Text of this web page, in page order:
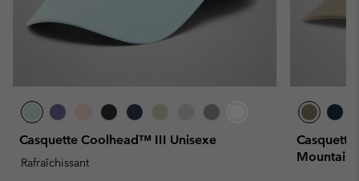
Casquette Coolhead™ III Unisexe
Rafraîchissant
Casquette